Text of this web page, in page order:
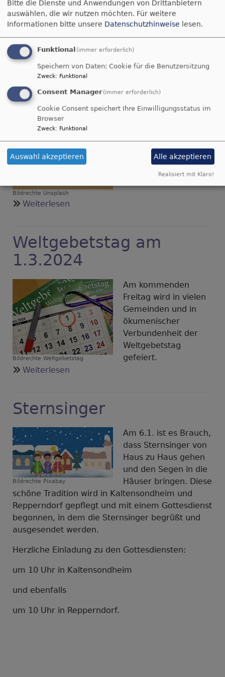
März
Fastenessen
Bildrechte Unsplash
Am Sonntag, 3. März
Kaltensonheimer
einen ökumenischen
Gottesdienst.
Fastenessen.
Weiterlesen
Fastenessen
Weltgebetstag am
1.3.2024
Bildrechte Weltgebetstag
Am kommenden
Freitag wird in vielen
Gemeinden und in
ökumenischer
Verbundenheit der
Weltgebetstag
gefeiert.
Weiterlesen
1.3.2024
Sternsinger
Bildrechte Pixabay
Am 6.1. ist es Brauch,
dass Sternsinger von
Haus zu Haus gehen
und den Segen in die
Häuser bringen. Diese
schöne Tradition wird in Kaltensondheim und
Repperndorf gepflegt und mit einem Gottesdienst
begonnen, in dem die Sternsinger begrüßt und
ausgesendet werden.
Herzliche Einladung zu den Gottesdiensten:
um 10 Uhr in Kaltensondheim
und ebenfalls
um 10 Uhr in Repperndorf.
Bitte die Dienste und Anwendungen von Drittanbietern
auswählen, die wir nutzen möchten. Für weitere
Informationen bitte unsere Datenschutzhinweise lesen.
Funktional (immer erforderlich)
Speichern von Daten: Cookie für die Benutzersitzung
Zweck: Funktional
Consent Manager (immer erforderlich)
Cookie Consent speichert Ihre Einwilligungsstatus im
Browser
Zweck: Funktional
Auswahl akzeptieren Alle akzeptieren
Realisiert mit Klaro!